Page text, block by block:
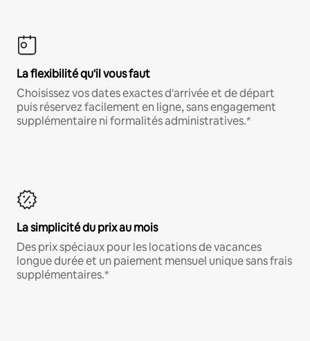
La flexibilité qu'il vous faut
Choisissez vos dates exactes d'arrivée et de départ
puis réservez facilement en ligne, sans engagement
supplémentaire ni formalités administratives.*
La simplicité du prix au mois
Des prix spéciaux pour les locations de vacances
longue durée et un paiement mensuel unique sans frais
supplémentaires.*